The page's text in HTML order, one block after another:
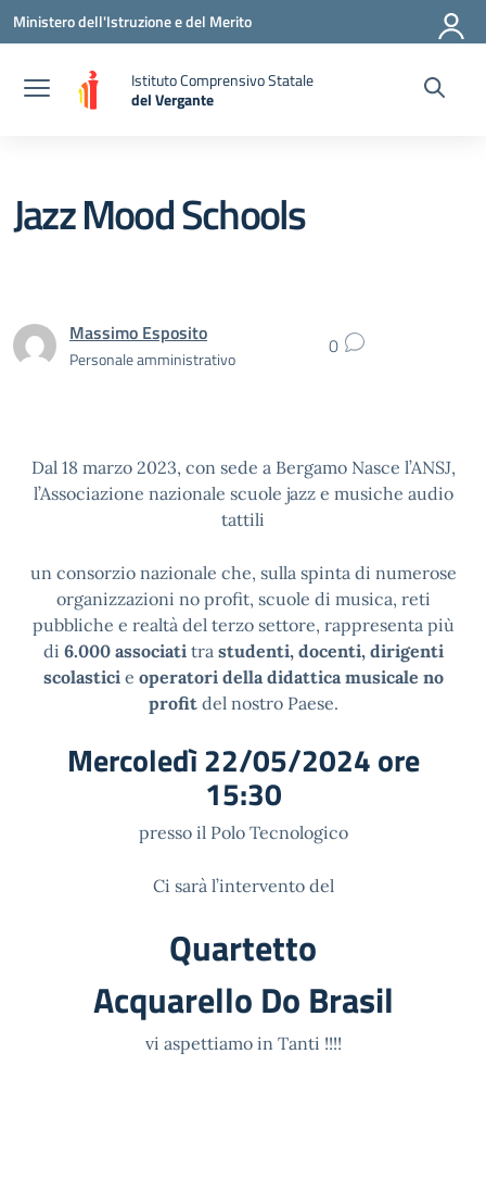
Vai ai contenuti
Vai al menu di navigazione
Vai al footer
Ministero dell'Istruzione e del Merito
Istituto Comprensivo Statale
del Vergante
— Visita la pagina iniziale della scuola
Jazz Mood Schools
Massimo Esposito
Personale amministrativo 0
Dal 18 marzo 2023, con sede a Bergamo Nasce l’ANSJ,
l’Associazione nazionale scuole jazz e musiche audio
tattili
un consorzio nazionale che, sulla spinta di numerose
organizzazioni no profit, scuole di musica, reti
pubbliche e realtà del terzo settore, rappresenta più
di 6.000 associatitra studenti, docenti, dirigenti
scolastici e operatori della didattica musicale no
profitdel nostro Paese.
Mercoledì 22/05/2024 ore
15:30
presso il Polo Tecnologico
Ci sarà l’intervento del
Quartetto
Acquarello Do Brasil
vi aspettiamo in Tanti !!!!